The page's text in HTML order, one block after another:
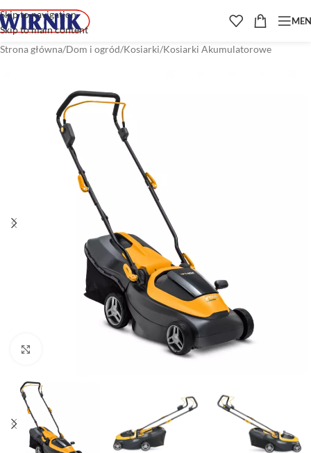
Skip to navigation
Skip to main content
Strona główna/Dom i ogród/Kosiarki/Kosiarki Akumulatorowe